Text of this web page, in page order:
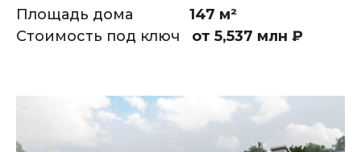
Площадь дома 147 м²
Стоимость под ключ от 5,537 млн ₽